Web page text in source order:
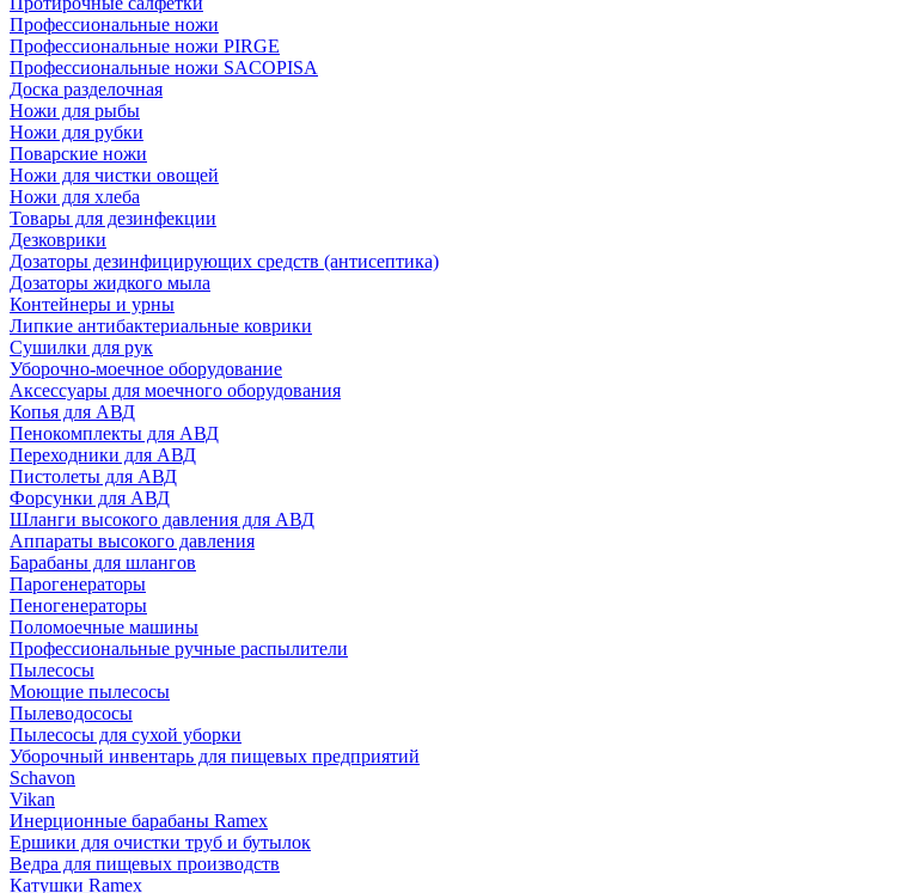
Профессиональные ножи
Профессиональные ножи PIRGE
Профессиональные ножи SACOPISA
Доска разделочная
Ножи для рыбы
Ножи для рубки
Поварские ножи
Ножи для чистки овощей
Ножи для хлеба
Товары для дезинфекции
Дезковрики
Дозаторы дезинфицирующих средств (антисептика)
Дозаторы жидкого мыла
Контейнеры и урны
Липкие антибактериальные коврики
Сушилки для рук
Уборочно-моечное оборудование
Аксессуары для моечного оборудования
Копья для АВД
Пенокомплекты для АВД
Переходники для АВД
Пистолеты для АВД
Форсунки для АВД
Шланги высокого давления для АВД
Аппараты высокого давления
Барабаны для шлангов
Парогенераторы
Пеногенераторы
Поломоечные машины
Профессиональные ручные распылители
Пылесосы
Моющие пылесосы
Пылеводососы
Пылесосы для сухой уборки
Уборочный инвентарь для пищевых предприятий
Schavon
Vikan
Инерционные барабаны Ramex
Ершики для очистки труб и бутылок
Ведра для пищевых производств
Катушки Ramex